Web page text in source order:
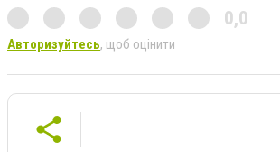
0,0
Авторизуйтесь, щоб оцінити